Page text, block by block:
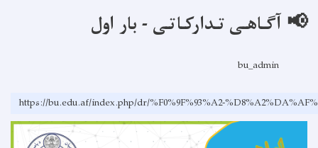
📢 آگـاهـی تـدارکـاتـی - بار اول
bu_admin
https://bu.edu.af/index.php/dr/%F0%9F%93%A2-